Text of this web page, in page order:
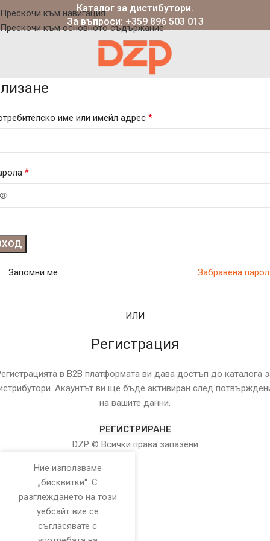
Прескочи към навигация
Прескочи към основното съдържание
Каталог за дистибутори.
За въпроси: +359 896 503 013
име или имейл адрес *
*
Забравена
Запомни ме
ИЛИ
Регистрация
в B2B платформата ви дава достъп до каталога
Акаунтът ви ще бъде активиран след
на вашите данни.
РЕГИСТРИРАНЕ
DZP © Всички права запазени
Ние използваме
„бисквитки“. С
разглеждането на този
уебсайт вие се
съгласявате с